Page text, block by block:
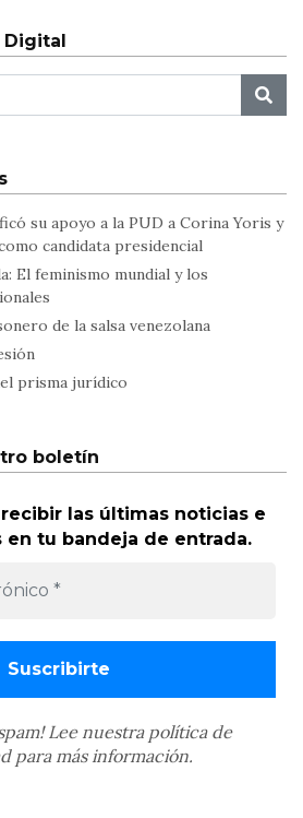
su apoyo a la PUD a Corina Yoris y
candidata presidencial
El feminismo mundial y los
de la salsa venezolana
prisma jurídico
boletín
las últimas noticias e
en tu bandeja de entrada.
Lee nuestra política de
para más información.